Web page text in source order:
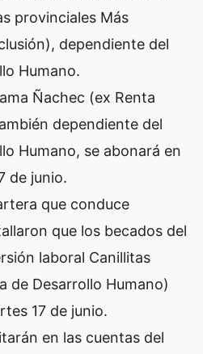
provinciales Más
dependiente del
Humano.
Ñachec (ex Renta
dependiente del
Humano, se abonará en
de junio.
que conduce
que los becados del
laboral Canillitas
de Desarrollo Humano)
17 de junio.
en las cuentas del